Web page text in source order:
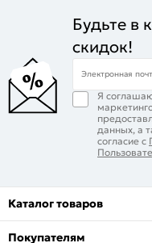
Будьте в
скидок!
Электронная
Я
данных, а
согласие с
Каталог товаров
Покупателям